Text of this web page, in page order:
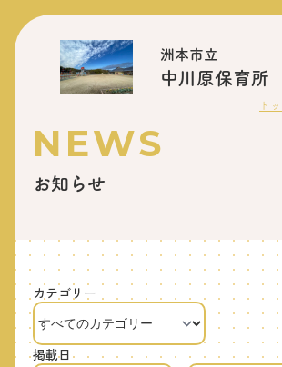
洲本市立
中川原保育所
ト
NEWS
お知らせ
カテゴリー
掲載日